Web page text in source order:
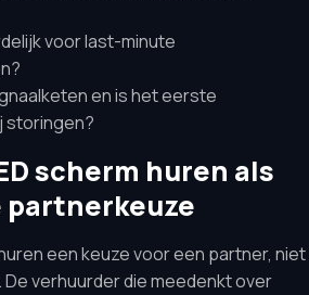
voor last-minute
en is het eerste
storingen?
scherm huren als
een keuze voor een partner, niet
verhuurder die meedenkt over